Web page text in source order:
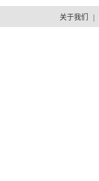
关于我们 |